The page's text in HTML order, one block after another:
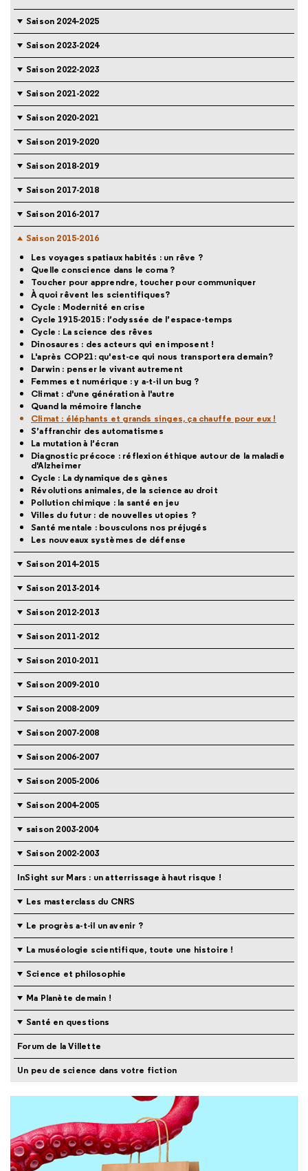
Saison 2024-2025
Saison 2023-2024
Saison 2022-2023
Saison 2021-2022
Saison 2020-2021
Saison 2019-2020
Saison 2018-2019
Saison 2017-2018
Saison 2016-2017
Saison 2015-2016
Les voyages spatiaux habités : un rêve ?
Quelle conscience dans le coma ?
Toucher pour apprendre, toucher pour communiquer
À quoi rêvent les scientifiques?
Cycle : Modernité en crise
Cycle 1915-2015 : l’odyssée de l’espace-temps
Cycle : La science des rêves
Dinosaures : des acteurs qui en imposent !
L'après COP21: qu'est-ce qui nous transportera demain?
Darwin : penser le vivant autrement
Femmes et numérique : y a-t-il un bug ?
Climat : d'une génération à l'autre
Quand la mémoire flanche
Climat : éléphants et grands singes, ça chauffe pour eux !
S’affranchir des automatismes
La mutation à l’écran
Diagnostic précoce : réflexion éthique autour de la maladie
d'Alzheimer
Cycle : La dynamique des gènes
Révolutions animales, de la science au droit
Pollution chimique : la santé en jeu
Villes du futur : de nouvelles utopies ?
Santé mentale : bousculons nos préjugés
Les nouveaux systèmes de défense
Saison 2014-2015
Saison 2013-2014
Saison 2012-2013
Saison 2011-2012
Saison 2010-2011
Saison 2009-2010
Saison 2008-2009
Saison 2007-2008
Saison 2006-2007
Saison 2005-2006
Saison 2004-2005
saison 2003-2004
Saison 2002-2003
InSight sur Mars : un atterrissage à haut risque !
Les masterclass du CNRS
Le progrès a-t-il un avenir ?
La muséologie scientifique, toute une histoire !
Science et philosophie
Ma Planète demain !
Santé en questions
Forum de la Villette
Un peu de science dans votre fiction